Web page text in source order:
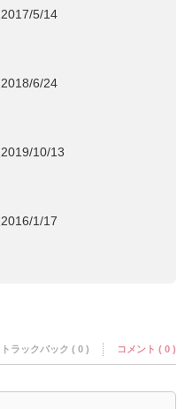
5/14
6/24
10/13
1/17
トラックバック ( 0 ) コメント ( 0 )